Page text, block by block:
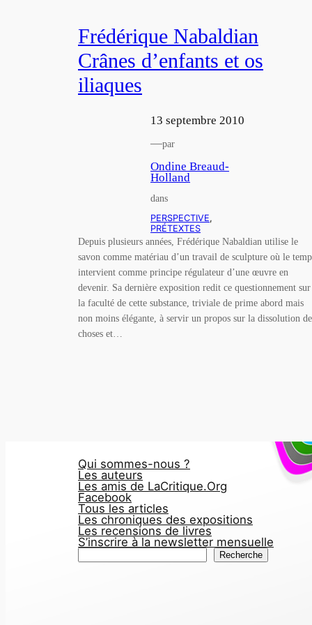
Frédérique Nabaldian
Crânes d’enfants et os
iliaques
13 septembre 2010
—par
Ondine Breaud-
Holland
dans
PERSPECTIVE
PRÉTEXTES
Depuis plusieurs années, Frédérique Nabaldian utilise le
savon comme matériau d’un travail de sculpture où le
intervient comme principe régulateur d’une œuvre en
devenir. Sa dernière exposition redit ce questionnement sur
la faculté de cette substance, triviale de prime abord mais
non moins élégante, à servir un propos sur la dissolution
choses et…
Qui sommes-nous ?
Les auteurs
Les amis de LaCritique.Org
Facebook
Tous les articles
Les chroniques des expositions
Les recensions de livres
S’inscrire à la newsletter mensuelle
Recherche